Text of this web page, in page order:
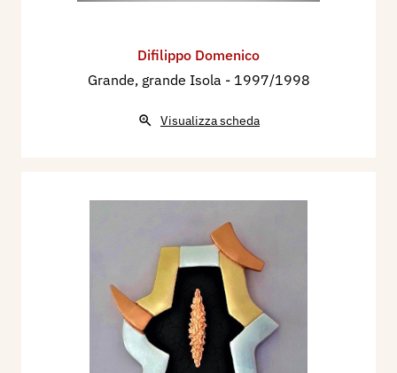
Difilippo Domenico
Grande, grande Isola - 1997/1998
Visualizza scheda